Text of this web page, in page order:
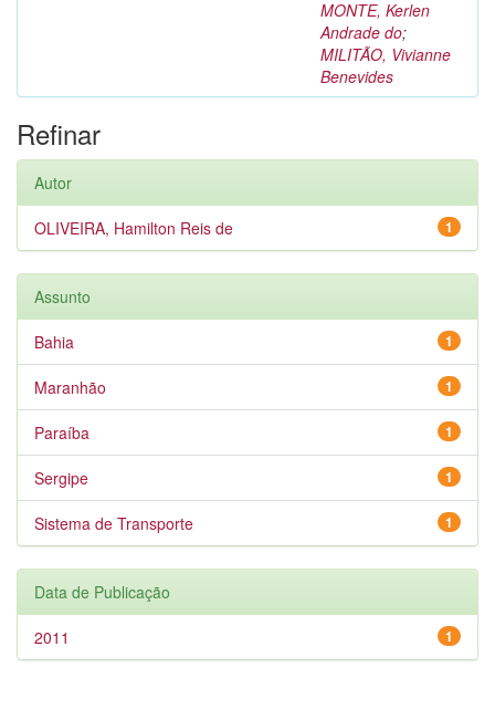
MONTE, Kerlen
Andrade do;
MILITÃO, Vivianne
Benevides
Refinar
Autor
1
OLIVEIRA, Hamilton Reis de
Assunto
1
Bahia
1
Maranhão
1
Paraíba
1
Sergipe
1
Sistema de Transporte
Data de Publicação
1
2011